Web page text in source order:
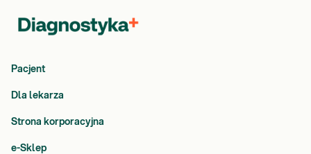
Pacjent
Dla lekarza
Strona korporacyjna
e-Sklep